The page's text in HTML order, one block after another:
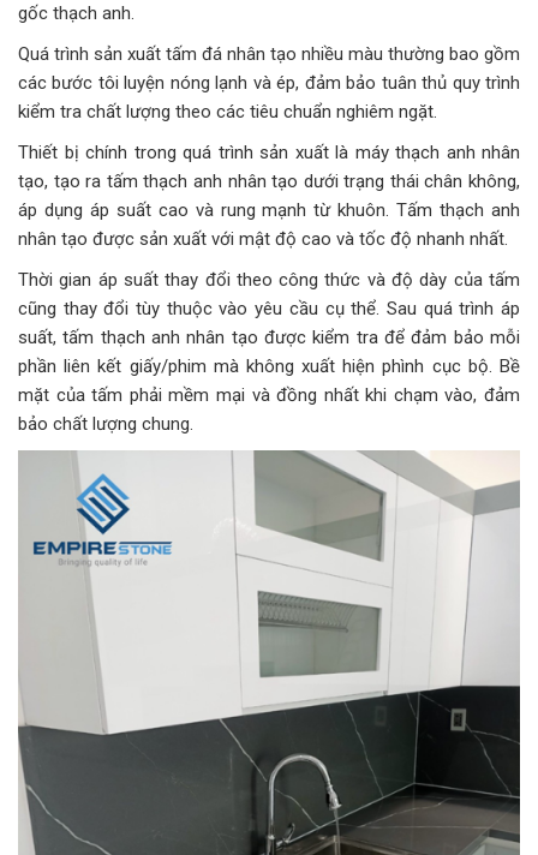
gốc thạch anh.
Quá trình sản xuất tấm đá nhân tạo nhiều màu thường bao gồm
các bước tôi luyện nóng lạnh và ép, đảm bảo tuân thủ quy trình
kiểm tra chất lượng theo các tiêu chuẩn nghiêm ngặt.
Thiết bị chính trong quá trình sản xuất là máy thạch anh nhân
tạo, tạo ra tấm thạch anh nhân tạo dưới trạng thái chân không,
áp dụng áp suất cao và rung mạnh từ khuôn. Tấm thạch anh
nhân tạo được sản xuất với mật độ cao và tốc độ nhanh nhất.
Thời gian áp suất thay đổi theo công thức và độ dày của tấm
cũng thay đổi tùy thuộc vào yêu cầu cụ thể. Sau quá trình áp
suất, tấm thạch anh nhân tạo được kiểm tra để đảm bảo mỗi
phần liên kết giấy/phim mà không xuất hiện phình cục bộ. Bề
mặt của tấm phải mềm mại và đồng nhất khi chạm vào, đảm
bảo chất lượng chung.